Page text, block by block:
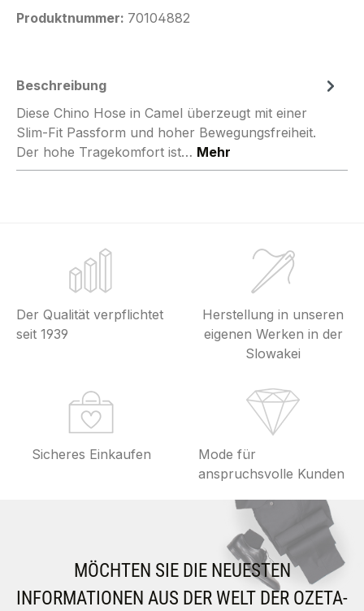
Produktnummer: 70104882
Beschreibung
Diese Chino Hose in Camel überzeugt mit einer
Slim-Fit Passform und hoher Bewegungsfreiheit.
Der hohe Tragekomfort ist… Mehr
Der Qualität verpflichtet
seit 1939
Herstellung in unseren
eigenen Werken in der
Slowakei
Sicheres Einkaufen
Mode für
anspruchsvolle Kunden
MÖCHTEN SIE DIE NEUESTEN
INFORMATIONEN AUS DER WELT DER OZETA-